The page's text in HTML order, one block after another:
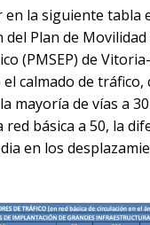
en la siguiente tabla
del Plan de
(PMSEP) de
calmado de tráfico,
mayoría de vías a
red básica a 50, la
en los